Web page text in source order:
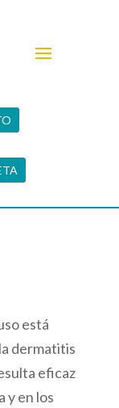
está
dermatitis
eficaz
y en los